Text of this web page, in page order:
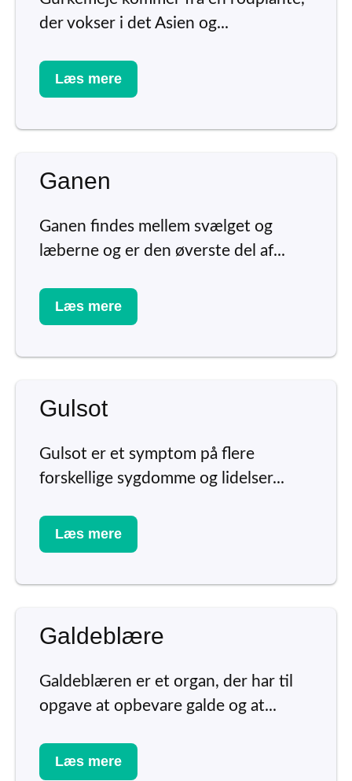
der vokser i det Asien og...
Læs mere
Ganen
Ganen findes mellem svælget og
læberne og er den øverste del af...
Læs mere
Gulsot
Gulsot er et symptom på flere
forskellige sygdomme og lidelser...
Læs mere
Galdeblære
Galdeblæren er et organ, der har til
opgave at opbevare galde og at...
Læs mere